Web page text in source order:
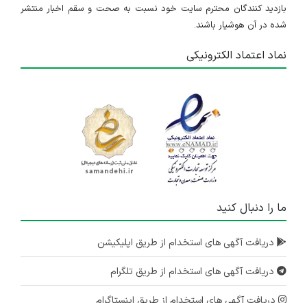
بازدید کنندگان محترم سایت خود نسبت به صحت و سقم اخبار منتشر
شده در آن هوشیار باشند.
نماد اعتماد الکترونیکی
ما را دنبال کنید
دریافت آگهی های استخدام از طریق اپلیکیشن
دریافت آگهی های استخدام از طریق تلگرام